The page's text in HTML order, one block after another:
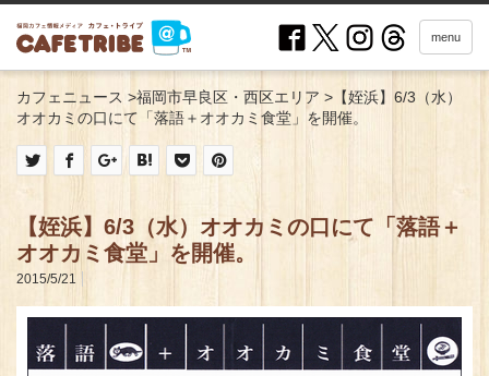
menu
カフェニュース >福岡市早良区・西区エリア > 【姪浜】6/3（水）
オオカミの口にて「落語＋オオカミ食堂」を開催。
【姪浜】6/3（水）オオカミの口にて「落語＋
オオカミ食堂」を開催。
2015/5/21